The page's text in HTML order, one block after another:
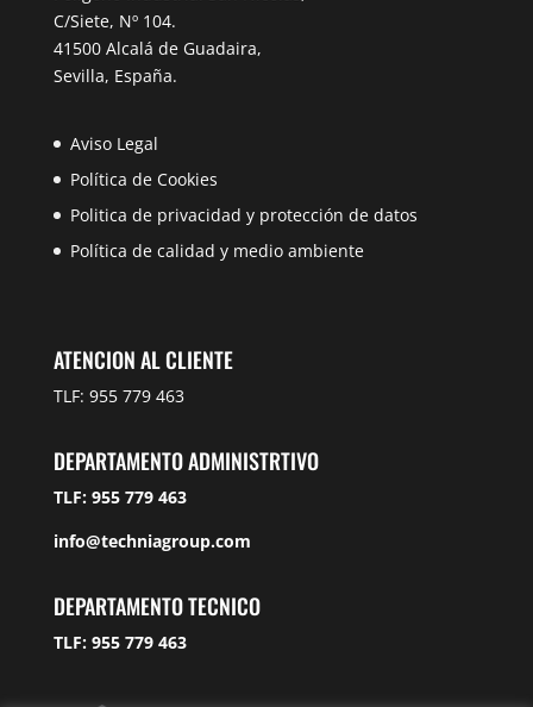
C/Siete, Nº 104.
41500 Alcalá de Guadaira,
Sevilla, España.
Aviso Legal
Política de Cookies
Politica de privacidad y protección de datos
Política de calidad y medio ambiente
ATENCION AL CLIENTE
TLF: 955 779 463
DEPARTAMENTO ADMINISTRTIVO
TLF: 955 779 463
info@techniagroup.com
DEPARTAMENTO TECNICO
TLF: 955 779 463